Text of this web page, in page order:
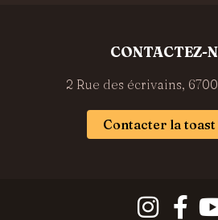
CONTACTEZ-
2 Rue des écrivains,
Contacter la